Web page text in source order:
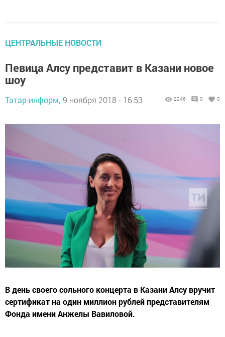
ЦЕНТРАЛЬНЫЕ НОВОСТИ
Певица Алсу представит в Казани новое
шоу
Татар-информ, 9 ноября 2018 - 16:53 2246 0 0
В день своего сольного концерта в Казани Алсу вручит
сертификат на один миллион рублей представителям
Фонда имени Анжелы Вавиловой.